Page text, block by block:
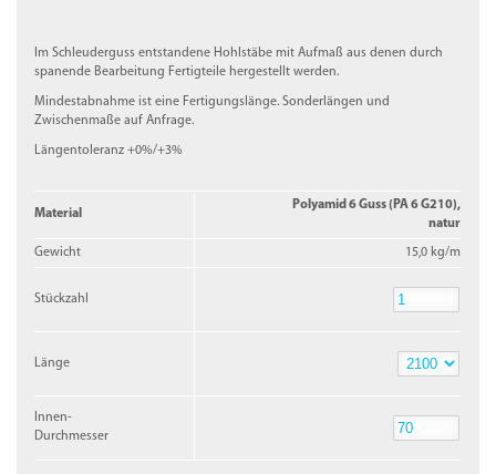
Im Schleuderguss entstandene Hohlstäbe mit Aufmaß aus denen durch
spanende Bearbeitung Fertigteile hergestellt werden.
Mindestabnahme ist eine Fertigungslänge. Sonderlängen und
Zwischenmaße auf Anfrage.
Längentoleranz +0%/+3%
Material
Polyamid 6 Guss (PA 6 G210),
natur
Gewicht 15,0 kg/m
Stückzahl
Länge
Innen-
Durchmesser